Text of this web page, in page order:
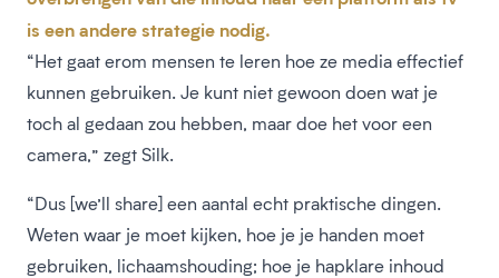
is een andere strategie nodig.
“Het gaat erom mensen te leren hoe ze media effectief
kunnen gebruiken. Je kunt niet gewoon doen wat je
toch al gedaan zou hebben, maar doe het voor een
camera,” zegt Silk.
“Dus [we’ll share] een aantal echt praktische dingen.
Weten waar je moet kijken, hoe je je handen moet
gebruiken, lichaamshouding; hoe je hapklare inhoud